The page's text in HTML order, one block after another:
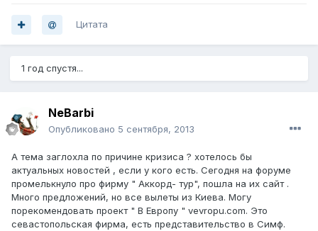
Цитата
1 год спустя...
NeBarbi
Опубликовано 5 сентября, 2013
А тема заглохла по причине кризиса ? хотелось бы
актуальных новостей , если у кого есть. Сегодня на форуме
промелькнуло про фирму " Аккорд- тур", пошла на их сайт .
Много предложений, но все вылеты из Киева. Могу
порекомендовать проект " В Европу " vevropu.com. Это
севастопольская фирма, есть представительство в Симф.